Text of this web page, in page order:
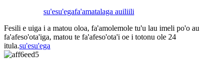
su'esu'egafa'amatalaga auiliili
Fesili e uiga i a matou oloa, fa'amolemole tu'u lau imeli po'o au
fa'afeso'ota'iga, matou te fa'afeso'ota'i oe i totonu ole 24
itula.su'esu'ega